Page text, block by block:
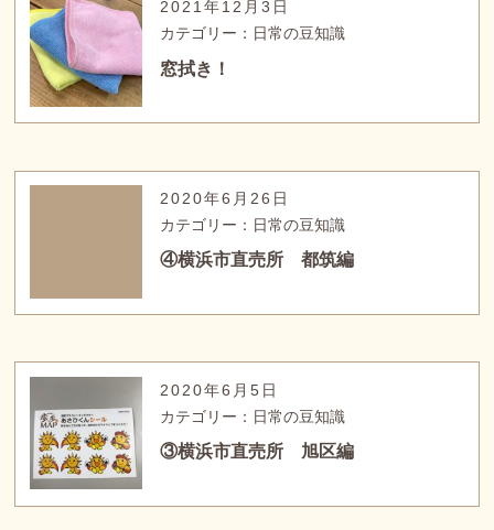
2021年12月3日
カテゴリー：日常の豆知識
窓拭き！
2020年6月26日
カテゴリー：日常の豆知識
④横浜市直売所 都筑編
2020年6月5日
カテゴリー：日常の豆知識
③横浜市直売所 旭区編